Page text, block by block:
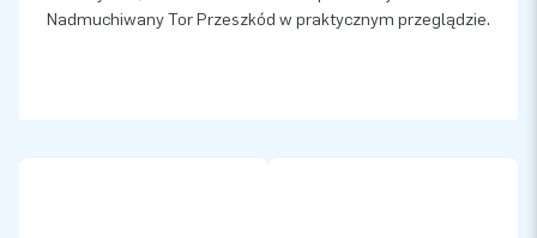
Nadmuchiwany Tor Przeszkód w praktycznym przeglądzie.